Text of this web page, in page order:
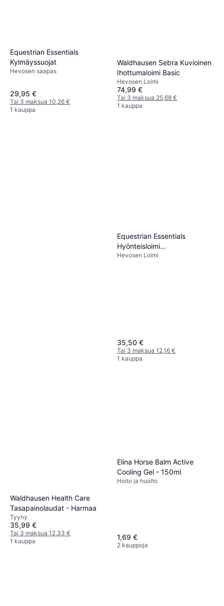
Equestrian Essentials
Kylmäyssuojat
Hevosen saapas
29,95 €
Tai 3 maksua 10,26 €
1 kauppa
Waldhausen Sebra Kuvioinen
Ihottumaloimi Basic
Hevosen Loimi
74,99 €
Tai 3 maksua 25,68 €
1 kauppa
Equestrian Essentials
Hyönteisloimi
Kaulakappaleella
Hevosen Loimi
35,50 €
Tai 3 maksua 12,16 €
1 kauppa
Waldhausen Health Care
Tasapainolaudat - Harmaa
Tyyny
35,99 €
Tai 3 maksua 12,33 €
1 kauppa
Elina Horse Balm Active
Cooling Gel - 150ml
Hoito ja huolto
1,69 €
2 kauppoja